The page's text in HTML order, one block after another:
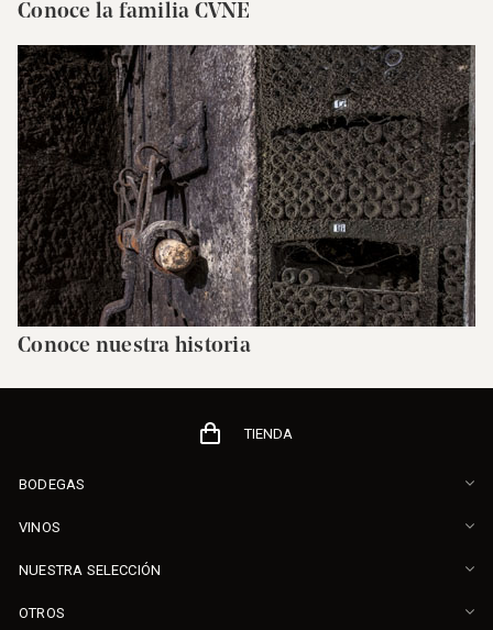
Conoce la familia CVNE
Conoce nuestra historia
BODEGAS
VINOS
NUESTRA SELECCIÓN
OTROS
TIENDA